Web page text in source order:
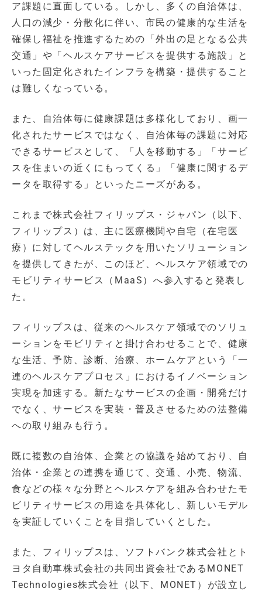
ア課題に直面している。しかし、多くの自治体は、
人口の減少・分散化に伴い、市民の健康的な生活を
確保し福祉を推進するための「外出の足となる公共
交通」や「ヘルスケアサービスを提供する施設」と
いった固定化されたインフラを構築・提供すること
は難しくなっている。
また、自治体毎に健康課題は多様化しており、画一
化されたサービスではなく、自治体毎の課題に対応
できるサービスとして、「人を移動する」「サービ
スを住まいの近くにもってくる」「健康に関するデ
ータを取得する」といったニーズがある。
これまで株式会社フィリップス・ジャパン（以下、
フィリップス）は、主に医療機関や自宅（在宅医
療）に対してヘルステックを用いたソリューション
を提供してきたが、このほど、ヘルスケア領域での
モビリティサービス（MaaS）へ参入すると発表し
た。
フィリップスは、従来のヘルスケア領域でのソリュ
ーションをモビリティと掛け合わせることで、健康
な生活、予防、診断、治療、ホームケアという「一
連のヘルスケアプロセス」におけるイノベーション
実現を加速する。新たなサービスの企画・開発だけ
でなく、サービスを実装・普及させるための法整備
への取り組みも行う。
既に複数の自治体、企業との協議を始めており、自
治体・企業との連携を通じて、交通、小売、物流、
食などの様々な分野とヘルスケアを組み合わせたモ
ビリティサービスの用途を具体化し、新しいモデル
を実証していくことを目指していくとした。
また、フィリップスは、ソフトバンク株式会社とト
ヨタ自動車株式会社の共同出資会社であるMONET
Technologies株式会社（以下、MONET）が設立し